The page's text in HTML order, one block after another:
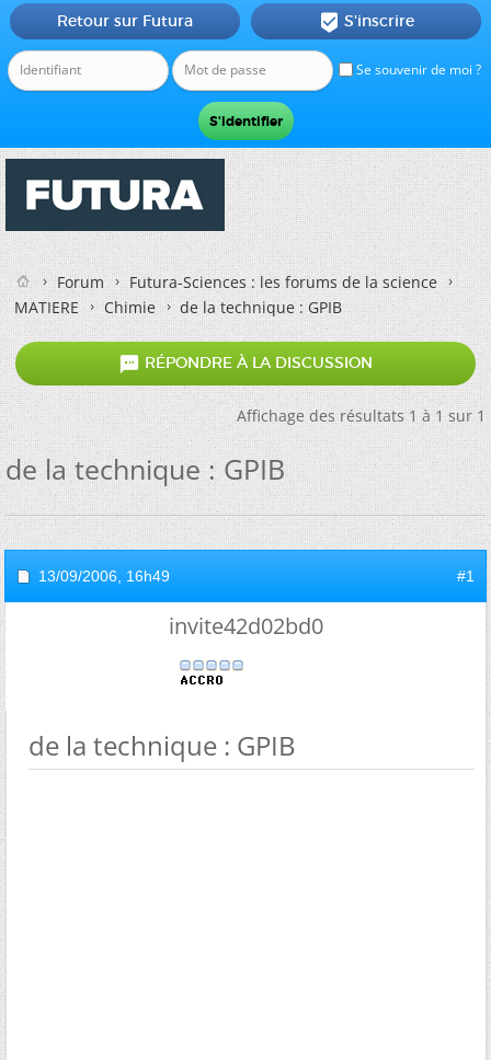
Se souvenir de moi ?
Retour sur Futura  S'inscrire
Forum
Futura-Sciences : les forums de la science
MATIERE
Chimie de la technique : GPIB
 RÉPONDRE À LA DISCUSSION
Affichage des résultats 1 à 1 sur 1
de la technique : GPIB
13/09/2006, 16h49 #1
invite42d02bd0
de la technique : GPIB